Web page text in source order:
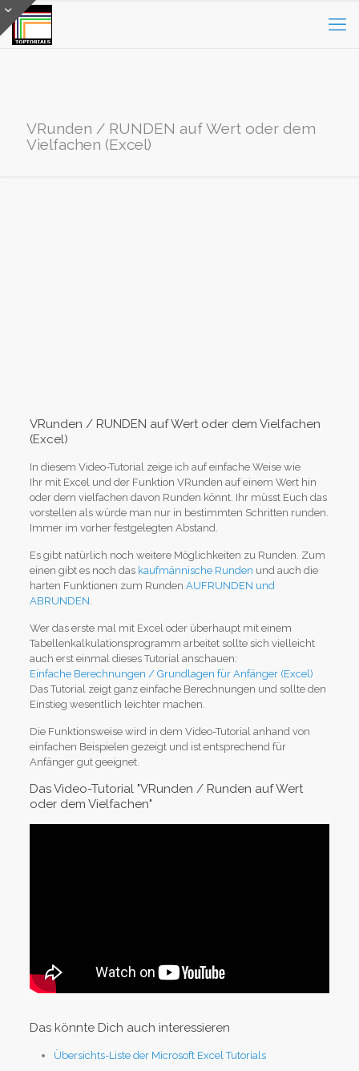
VRunden / RUNDEN auf Wert oder dem
Vielfachen (Excel)
VRunden / RUNDEN auf Wert oder dem Vielfachen
(Excel)
In diesem Video-Tutorial zeige ich auf einfache Weise wie
Ihr mit Excel und der Funktion VRunden auf einem Wert hin
oder dem vielfachen davon Runden könnt. Ihr müsst Euch das
vorstellen als würde man nur in bestimmten Schritten runden.
Immer im vorher festgelegten Abstand.
Es gibt natürlich noch weitere Möglichkeiten zu Runden. Zum
einen gibt es noch daskaufmännische Runden und auch die
harten Funktionen zum Runden AUFRUNDEN und
ABRUNDEN.
Wer das erste mal mit Excel oder überhaupt mit einem
Tabellenkalkulationsprogramm arbeitet sollte sich vielleicht
auch erst einmal dieses Tutorial anschauen:
Einfache Berechnungen / Grundlagen für Anfänger (Excel)
Das Tutorial zeigt ganz einfache Berechnungen und sollte den
Einstieg wesentlich leichter machen.
Die Funktionsweise wird in dem Video-Tutorial anhand von
einfachen Beispielen gezeigt und ist entsprechend für
Anfänger gut geeignet.
Das Video-Tutorial "VRunden / Runden auf Wert
oder dem Vielfachen"
Das könnte Dich auch interessieren
Übersichts-Liste der Microsoft Excel Tutorials